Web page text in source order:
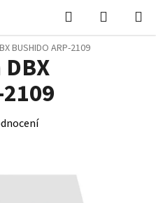
Hledat
KOŠÍK
BUSHIDO ARP-2109